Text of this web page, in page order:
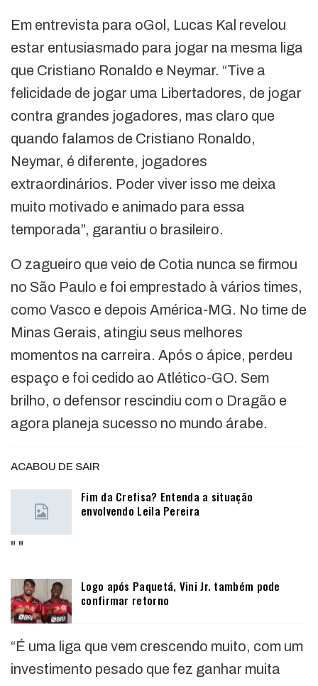
Em entrevista para oGol, Lucas Kal revelou
estar entusiasmado para jogar na mesma liga
que Cristiano Ronaldo e Neymar. “Tive a
felicidade de jogar uma Libertadores, de jogar
contra grandes jogadores, mas claro que
quando falamos de Cristiano Ronaldo,
Neymar, é diferente, jogadores
extraordinários. Poder viver isso me deixa
muito motivado e animado para essa
temporada”, garantiu o brasileiro.
O zagueiro que veio de Cotia nunca se firmou
no São Paulo e foi emprestado à vários times,
como Vasco e depois América-MG. No time de
Minas Gerais, atingiu seus melhores
momentos na carreira. Após o ápice, perdeu
espaço e foi cedido ao Atlético-GO. Sem
brilho, o defensor rescindiu com o Dragão e
agora planeja sucesso no mundo árabe.
ACABOU DE SAIR
Fim da Crefisa? Entenda a situação
envolvendo Leila Pereira
" "
Logo após Paquetá, Vini Jr. também pode
confirmar retorno
“É uma liga que vem crescendo muito, com um
investimento pesado que fez ganhar muita